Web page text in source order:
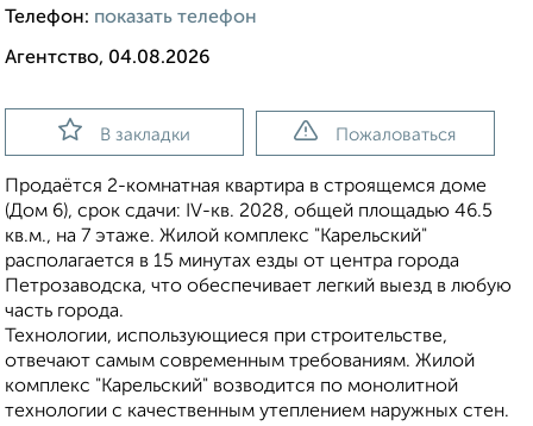
Телефон: показать телефон
Агентство, 04.08.2026
В закладки Пожаловаться
Продаётся 2-комнатная квартира в строящемся доме
(Дом 6), срок сдачи: IV-кв. 2028, общей площадью 46.5
кв.м., на 7 этаже. Жилой комплекс "Карельский"
располагается в 15 минутах езды от центра города
Петрозаводска, что обеспечивает легкий выезд в любую
часть города.
Технологии, использующиеся при строительстве,
отвечают самым современным требованиям. Жилой
комплекс "Карельский" возводится по монолитной
технологии с качественным утеплением наружных стен.